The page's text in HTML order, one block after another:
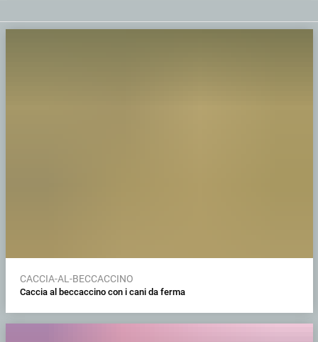
CACCIA-AL-BECCACCINO
Caccia al beccaccino con i cani da ferma